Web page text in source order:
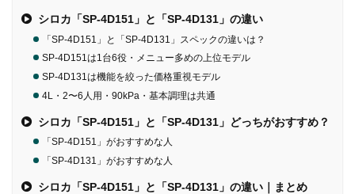
シロカ「SP-4D151」と「SP-4D131」の違い
「SP-4D151」と「SP-4D131」スペックの違いは？
SP-4D151は1台6役・メニュー多めの上位モデル
SP-4D131は機能を絞った価格重視モデル
4L・2〜6人用・90kPa・基本調理は共通
シロカ「SP-4D151」と「SP-4D131」どっちがおすすめ？
「SP-4D151」がおすすめな人
「SP-4D131」がおすすめな人
シロカ「SP-4D151」と「SP-4D131」の違い｜まとめ